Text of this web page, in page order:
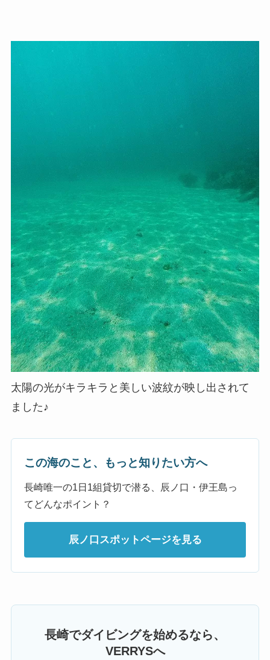
太陽の光がキラキラと美しい波紋が映し出されて
ました♪
この海のこと、もっと知りたい方へ
長崎唯一の1日1組貸切で潜る、辰ノ口・伊王島っ
てどんなポイント？
辰ノ口スポットページを見る
長崎でダイビングを始めるなら、
VERRYSへ